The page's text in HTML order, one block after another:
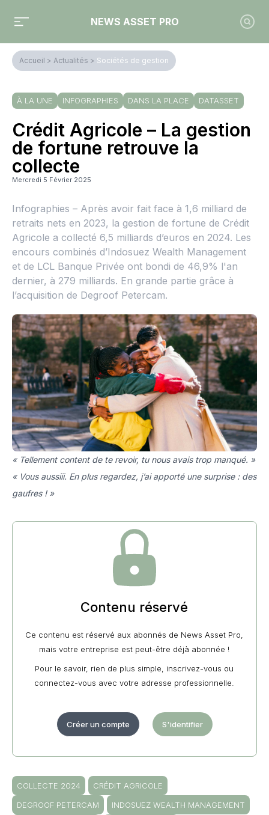
NEWS ASSET PRO
Accueil > Actualités > Sociétés de gestion
À LA UNE INFOGRAPHIES DANS LA PLACE DATASSET
Crédit Agricole – La gestion
de fortune retrouve la
collecte
Mercredi 5 Février 2025
Infographies – Après avoir fait face à 1,6 milliard de
retraits nets en 2023, la gestion de fortune de Crédit
Agricole a collecté 6,5 milliards d’euros en 2024. Les
encours combinés d’Indosuez Wealth Management
et de LCL Banque Privée ont bondi de 46,9% l'an
dernier, à 279 milliards. En grande partie grâce à
l’acquisition de Degroof Petercam.
« Tellement content de te revoir, tu nous avais trop manqué. »
« Vous aussiii. En plus regardez, j’ai apporté une surprise : des
gaufres ! »
Contenu réservé
Ce contenu est réservé aux abonnés de News Asset Pro,
mais votre entreprise est peut-être déjà abonnée !
Pour le savoir, rien de plus simple, inscrivez-vous ou
connectez-vous avec votre adresse professionnelle.
Créer un compte S'identifier
COLLECTE 2024
CRÉDIT AGRICOLE
DEGROOF PETERCAM
INDOSUEZ WEALTH MANAGEMENT